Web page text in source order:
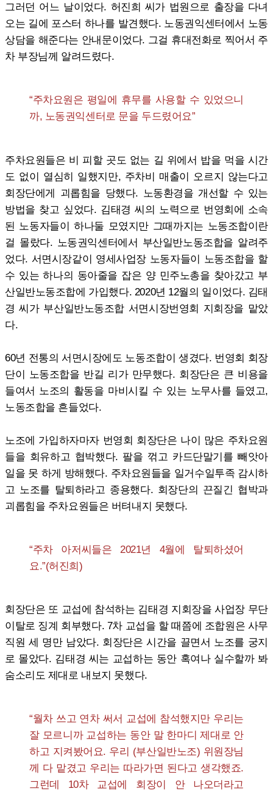
그러던 어느 날이었다. 허진희 씨가 법원으로 출장을 다녀
오는 길에 포스터 하나를 발견했다. 노동권익센터에서 노동
상담을 해준다는 안내문이었다. 그걸 휴대전화로 찍어서 주
차 부장님께 알려드렸다.
“주차요원은 평일에 휴무를 사용할 수 있었으니
까, 노동권익센터로 문을 두드렸어요”
주차요원들은 비 피할 곳도 없는 길 위에서 밥을 먹을 시간
도 없이 열심히 일했지만, 주차비 매출이 오르지 않는다고
회장단에게 괴롭힘을 당했다. 노동환경을 개선할 수 있는
방법을 찾고 싶었다. 김태경 씨의 노력으로 번영회에 소속
된 노동자들이 하나둘 모였지만 그때까지는 노동조합이란
걸 몰랐다. 노동권익센터에서 부산일반노동조합을 알려주
었다. 서면시장같이 영세사업장 노동자들이 노동조합을 할
수 있는 하나의 동아줄을 잡은 양 민주노총을 찾아갔고 부
산일반노동조합에 가입했다. 2020년 12월의 일이었다. 김태
경 씨가 부산일반노동조합 서면시장번영회 지회장을 맡았
다.
60년 전통의 서면시장에도 노동조합이 생겼다. 번영회 회장
단이 노동조합을 반길 리가 만무했다. 회장단은 큰 비용을
들여서 노조의 활동을 마비시킬 수 있는 노무사를 들였고,
노동조합을 흔들었다.
노조에 가입하자마자 번영회 회장단은 나이 많은 주차요원
들을 회유하고 협박했다. 팔을 꺾고 카드단말기를 빼앗아
일을 못 하게 방해했다. 주차요원들을 일거수일투족 감시하
고 노조를 탈퇴하라고 종용했다. 회장단의 끈질긴 협박과
괴롭힘을 주차요원들은 버텨내지 못했다.
“주차 아저씨들은 2021년 4월에 탈퇴하셨어
요.”(허진희)
회장단은 또 교섭에 참석하는 김태경 지회장을 사업장 무단
이탈로 징계 회부했다. 7차 교섭을 할 때쯤에 조합원은 사무
직원 세 명만 남았다. 회장단은 시간을 끌면서 노조를 궁지
로 몰았다. 김태경 씨는 교섭하는 동안 혹여나 실수할까 봐
숨소리도 제대로 내보지 못했다.
“월차 쓰고 연차 써서 교섭에 참석했지만 우리는
잘 모르니까 교섭하는 동안 말 한마디 제대로 안
하고 지켜봤어요. 우리 (부산일반노조) 위원장님
께 다 맡겼고 우리는 따라가면 된다고 생각했죠.
그런데 10차 교섭에 회장이 안 나오더라고